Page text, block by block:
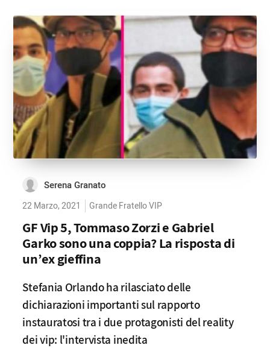
Serena Granato
22 Marzo, 2021 Grande Fratello VIP
GF Vip 5, Tommaso Zorzi e Gabriel
Garko sono una coppia? La risposta di
un’ex gieffina
Stefania Orlando ha rilasciato delle
dichiarazioni importanti sul rapporto
instauratosi tra i due protagonisti del reality
dei vip: l'intervista inedita